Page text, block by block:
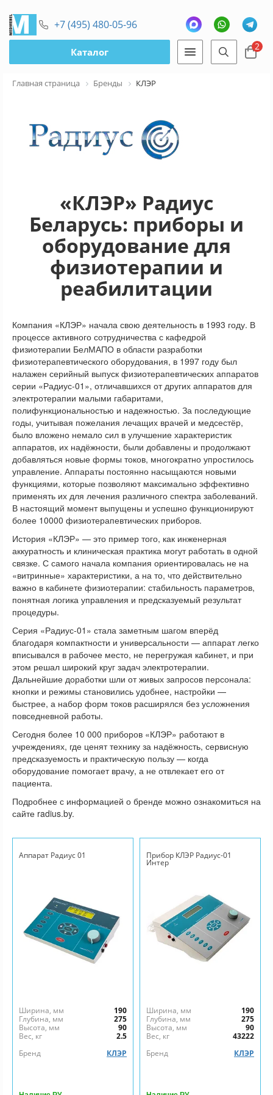
+7 (495) 480-05-96
Каталог 2
Главная страница Бренды КЛЭР
«КЛЭР» Радиус
Беларусь: приборы и
оборудование для
физиотерапии и
реабилитации
Компания «КЛЭР» начала свою деятельность в 1993 году. В
процессе активного сотрудничества с кафедрой
физиотерапии БелМАПО в области разработки
физиотерапевтического оборудования, в 1997 году был
налажен серийный выпуск физиотерапевтических аппаратов
серии «Радиус-01», отличавшихся от других аппаратов для
электротерапии малыми габаритами,
полифункциональностью и надежностью. За последующие
годы, учитывая пожелания лечащих врачей и медсестёр,
было вложено немало сил в улучшение характеристик
аппаратов, их надёжности, были добавлены и продолжают
добавляться новые формы токов, многократно упростилось
управление. Аппараты постоянно насыщаются новыми
функциями, которые позволяют максимально эффективно
применять их для лечения различного спектра заболеваний.
В настоящий момент выпущены и успешно функционируют
более 10000 физиотерапевтических приборов.
История «КЛЭР» — это пример того, как инженерная
аккуратность и клиническая практика могут работать в одной
связке. С самого начала компания ориентировалась не на
«витринные» характеристики, а на то, что действительно
важно в кабинете физиотерапии: стабильность параметров,
понятная логика управления и предсказуемый результат
процедуры.
Серия «Радиус-01» стала заметным шагом вперёд
благодаря компактности и универсальности — аппарат легко
вписывался в рабочее место, не перегружая кабинет, и при
этом решал широкий круг задач электротерапии.
Дальнейшие доработки шли от живых запросов персонала:
кнопки и режимы становились удобнее, настройки —
быстрее, а набор форм токов расширялся без усложнения
повседневной работы.
Сегодня более 10 000 приборов «КЛЭР» работают в
учреждениях, где ценят технику за надёжность, сервисную
предсказуемость и практическую пользу — когда
оборудование помогает врачу, а не отвлекает его от
пациента.
Подробнее с информацией о бренде можно ознакомиться на
сайте radius.by.
Аппарат Радиус 01
Ширина, мм
190
Глубина, мм
275
Высота, мм
90
Вес, кг
2.5
Бренд
КЛЭР
Прибор КЛЭР Радиус-01
Интер
Ширина, мм
190
Глубина, мм
275
Высота, мм
90
Вес, кг
43222
Бренд
КЛЭР